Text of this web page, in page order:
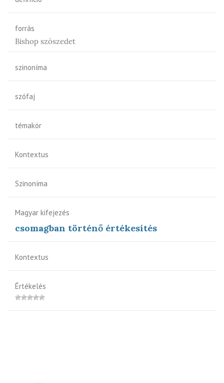
forrás
Bishop szószedet
szinoníma
szófaj
témakör
Kontextus
Szinoníma
Magyar kifejezés
csomagban történő értékesítés
Kontextus
Értékelés